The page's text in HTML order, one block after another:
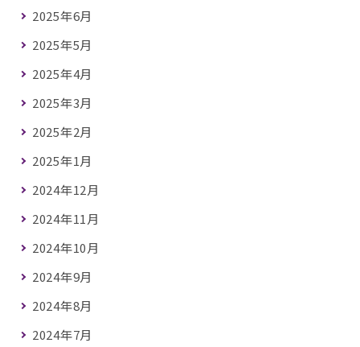
2025年6月
2025年5月
2025年4月
2025年3月
2025年2月
2025年1月
2024年12月
2024年11月
2024年10月
2024年9月
2024年8月
2024年7月